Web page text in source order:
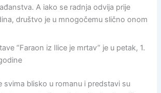
A iako se radnja odvija prije
društvo je u mnogočemu slično onom
“Faraon iz Ilice je mrtav” je u petak, 1.
svima blisko u romanu i predstavi su